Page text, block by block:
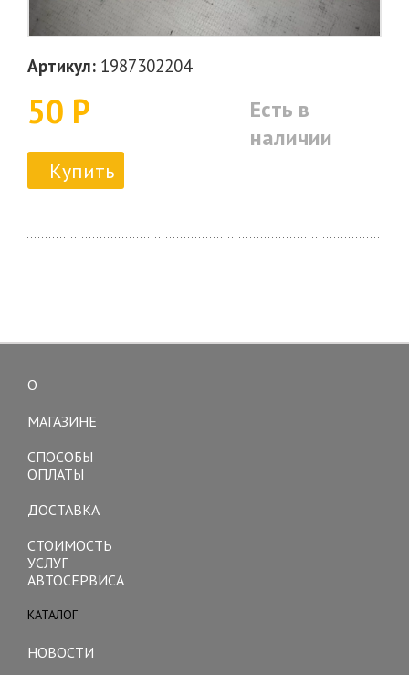
Артикул: 1987302204
50 Р
Есть в
наличии
Купить
О
МАГАЗИНЕ
СПОСОБЫ
ОПЛАТЫ
ДОСТАВКА
СТОИМОСТЬ
УСЛУГ
АВТОСЕРВИСА
КАТАЛОГ
НОВОСТИ